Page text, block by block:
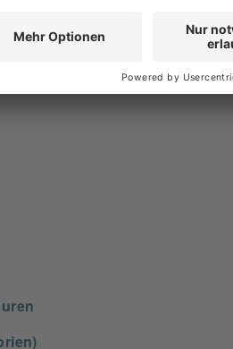
Zucker, Säuerungsmittel:
Aromen,